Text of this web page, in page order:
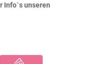
Info`s unseren